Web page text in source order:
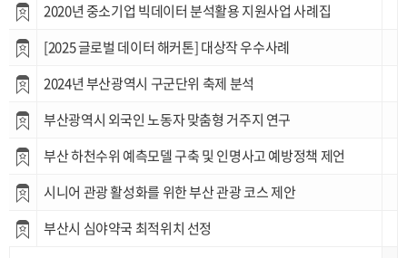
2020년 중소기업 빅데이터 분석활용 지원사업 사례집
[2025 글로벌 데이터 해커톤] 대상작 우수사례
2024년 부산광역시 구군단위 축제 분석
부산광역시 외국인 노동자 맞춤형 거주지 연구
부산 하천수위 예측모델 구축 및 인명사고 예방정책 제언
시니어 관광 활성화를 위한 부산 관광 코스 제안
부산시 심야약국 최적위치 선정